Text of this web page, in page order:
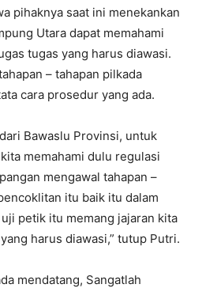
pihaknya saat ini menekankan
Utara dapat memahami
tugas yang harus diawasi.
– tahapan pilkada
cara prosedur yang ada.
Bawaslu Provinsi, untuk
memahami dulu regulasi
mengawal tahapan –
itu baik itu dalam
petik itu memang jajaran kita
harus diawasi,” tutup Putri.
mendatang, Sangatlah